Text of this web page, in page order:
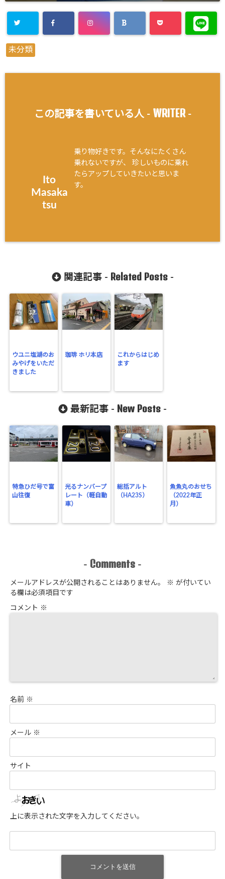
未分類
この記事を書いている人 - WRITER-
Ito
Masaka
tsu
乗り物好きです。そんなにたくさん
乗れないですが、 珍しいものに乗れ
たらアップしていきたいと思いま
す。
関連記事 - Related Posts-
ウユニ塩湖のお
みやげをいただ
きました
珈琲 ホリ本店
これからはじめ
ます
最新記事 - New Posts -
特急ひだ号で富
山往復
光るナンバープ
レート（軽自動
車）
総括アルト
（HA23S）
魚魚丸のおせち
（2022年正
月）
- Comments -
メールアドレスが公開されることはありません。 ※ が付いてい
る欄は必須項目です
コメント ※
名前 ※
メール ※
サイト
上に表示された文字を入力してください。